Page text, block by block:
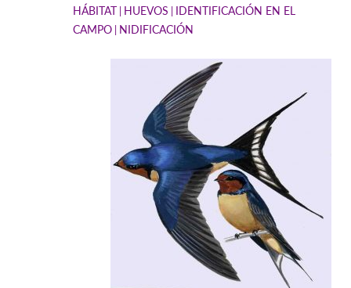
HÁBITAT HUEVOS
IDENTIFICACIÓN EN EL
CAMPO NIDIFICACIÓN